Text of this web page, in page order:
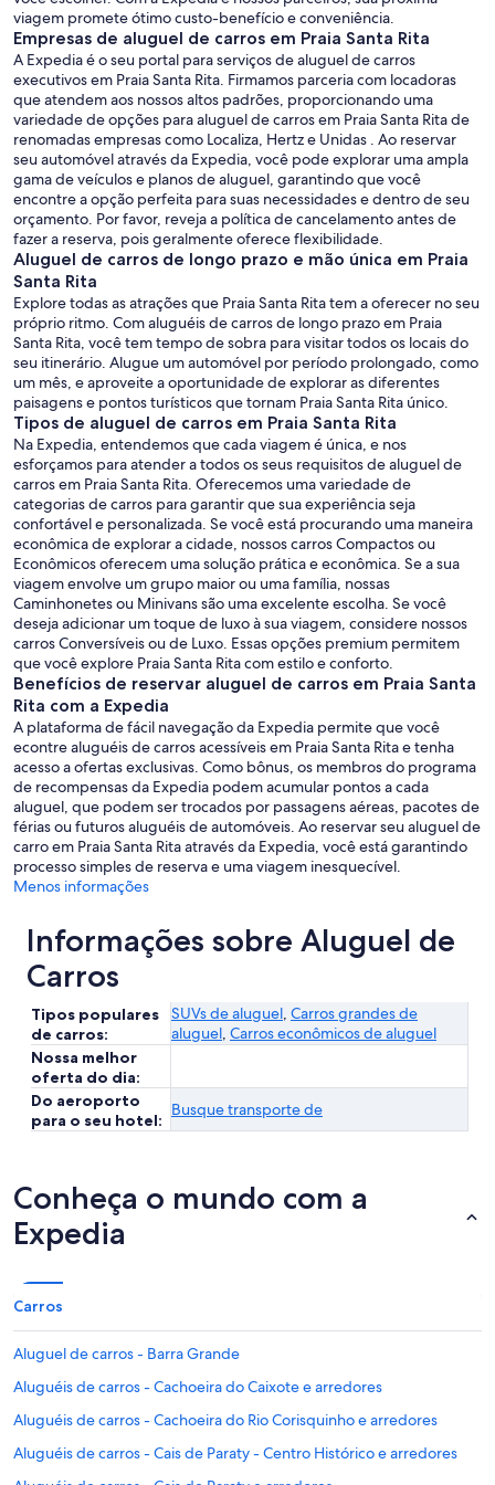
viagem promete ótimo custo-benefício e conveniência.
Empresas de aluguel de carros em Praia Santa Rita
A Expedia é o seu portal para serviços de aluguel de carros
executivos em Praia Santa Rita. Firmamos parceria com locadoras
que atendem aos nossos altos padrões, proporcionando uma
variedade de opções para aluguel de carros em Praia Santa Rita de
renomadas empresas como Localiza, Hertz e Unidas . Ao reservar
seu automóvel através da Expedia, você pode explorar uma ampla
gama de veículos e planos de aluguel, garantindo que você
encontre a opção perfeita para suas necessidades e dentro de seu
orçamento. Por favor, reveja a política de cancelamento antes de
fazer a reserva, pois geralmente oferece flexibilidade.
Aluguel de carros de longo prazo e mão única em Praia
Santa Rita
Explore todas as atrações que Praia Santa Rita tem a oferecer no seu
próprio ritmo. Com aluguéis de carros de longo prazo em Praia
Santa Rita, você tem tempo de sobra para visitar todos os locais do
seu itinerário. Alugue um automóvel por período prolongado, como
um mês, e aproveite a oportunidade de explorar as diferentes
paisagens e pontos turísticos que tornam Praia Santa Rita único.
Tipos de aluguel de carros em Praia Santa Rita
Na Expedia, entendemos que cada viagem é única, e nos
esforçamos para atender a todos os seus requisitos de aluguel de
carros em Praia Santa Rita. Oferecemos uma variedade de
categorias de carros para garantir que sua experiência seja
confortável e personalizada. Se você está procurando uma maneira
econômica de explorar a cidade, nossos carros Compactos ou
Econômicos oferecem uma solução prática e econômica. Se a sua
viagem envolve um grupo maior ou uma família, nossas
Caminhonetes ou Minivans são uma excelente escolha. Se você
deseja adicionar um toque de luxo à sua viagem, considere nossos
carros Conversíveis ou de Luxo. Essas opções premium permitem
que você explore Praia Santa Rita com estilo e conforto.
Benefícios de reservar aluguel de carros em Praia Santa
Rita com a Expedia
A plataforma de fácil navegação da Expedia permite que você
econtre aluguéis de carros acessíveis em Praia Santa Rita e tenha
acesso a ofertas exclusivas. Como bônus, os membros do programa
de recompensas da Expedia podem acumular pontos a cada
aluguel, que podem ser trocados por passagens aéreas, pacotes de
férias ou futuros aluguéis de automóveis. Ao reservar seu aluguel de
carro em Praia Santa Rita através da Expedia, você está garantindo
processo simples de reserva e uma viagem inesquecível.
Menos informações
Informações sobre Aluguel de
Carros
Tipos populares
de carros:
SUVs de aluguel, Carros grandes de
aluguel, Carros econômicos de aluguel
Nossa melhor
oferta do dia:
Do aeroporto
para o seu hotel:
Busque transporte de
Conheça o mundo com a
Expedia
Carros
Aluguel de carros - Barra Grande
Aluguéis de carros - Cachoeira do Caixote e arredores
Aluguéis de carros - Cachoeira do Rio Corisquinho e arredores
Aluguéis de carros - Cais de Paraty - Centro Histórico e arredores